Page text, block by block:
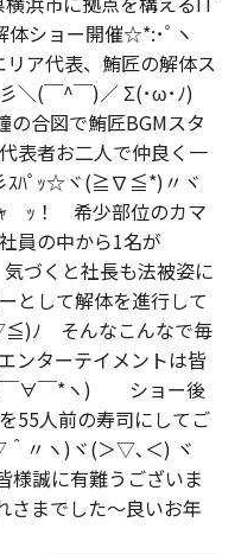
体ショー開催☆*:･ﾟヽ
ア代表、鮪匠の解体ス
＼(￣^￣)／ Σ(･ω･ﾉ)
合図で鮪匠BGMスタ
者お二人で仲良く一
ｽﾊﾟｯ☆ヾ(≧∇≦*)〃ヾ
！ 希少部位のカマ
員の中から1名が
くと社長も法被姿に
として解体を進行して
ﾉ そんなこんなで毎
ンターテイメントは皆
(￣∀￣*ヽ) ショー後
55人前の寿司にしてご
〃ヽ)ヾ(＞▽､＜) ヾ
誠に有難うございま
までした～良いお年